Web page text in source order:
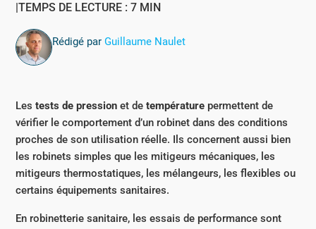
TEMPS DE LECTURE : 7 MIN
Rédigé par Guillaume Naulet
Lestests de pression et detempérature permettent de
vérifier le comportement d’un robinet dans des conditions
proches de son utilisation réelle. Ils concernent aussi bien
les robinets simples que les mitigeurs mécaniques, les
mitigeurs thermostatiques, les mélangeurs, les flexibles ou
certains équipements sanitaires.
En robinetterie sanitaire, les essais de performance sont